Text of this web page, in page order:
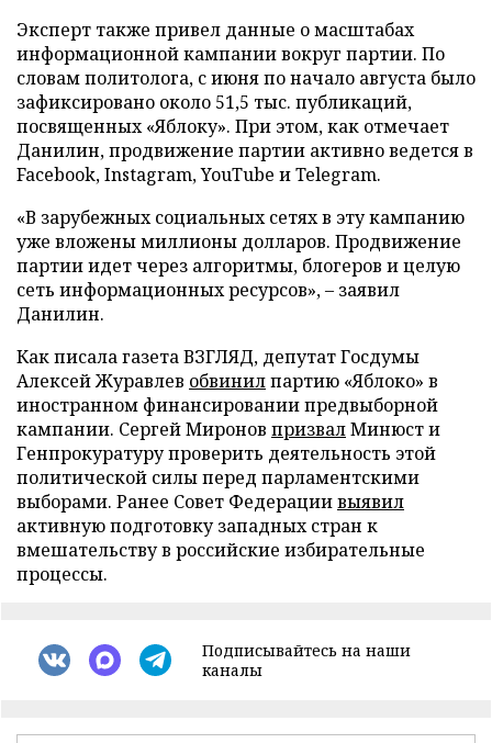
Эксперт также привел данные о масштабах
информационной кампании вокруг партии. По
словам политолога, с июня по начало августа было
зафиксировано около 51,5 тыс. публикаций,
посвященных «Яблоку». При этом, как отмечает
Данилин, продвижение партии активно ведется в
Facebook, Instagram, YouTube и Telegram.
«В зарубежных социальных сетях в эту кампанию
уже вложены миллионы долларов. Продвижение
партии идет через алгоритмы, блогеров и целую
сеть информационных ресурсов», – заявил
Данилин.
Как писала газета ВЗГЛЯД, депутат Госдумы
Алексей Журавлев обвинилпартию «Яблоко» в
иностранном финансировании предвыборной
кампании. Сергей Миронов призвалМинюст и
Генпрокуратуру проверить деятельность этой
политической силы перед парламентскими
выборами. Ранее Совет Федерациивыявил
активную подготовку западных стран к
вмешательству в российские избирательные
процессы.
Подписывайтесь на наши
каналы